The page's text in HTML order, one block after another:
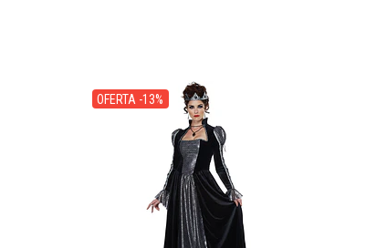
OFERTA -13%